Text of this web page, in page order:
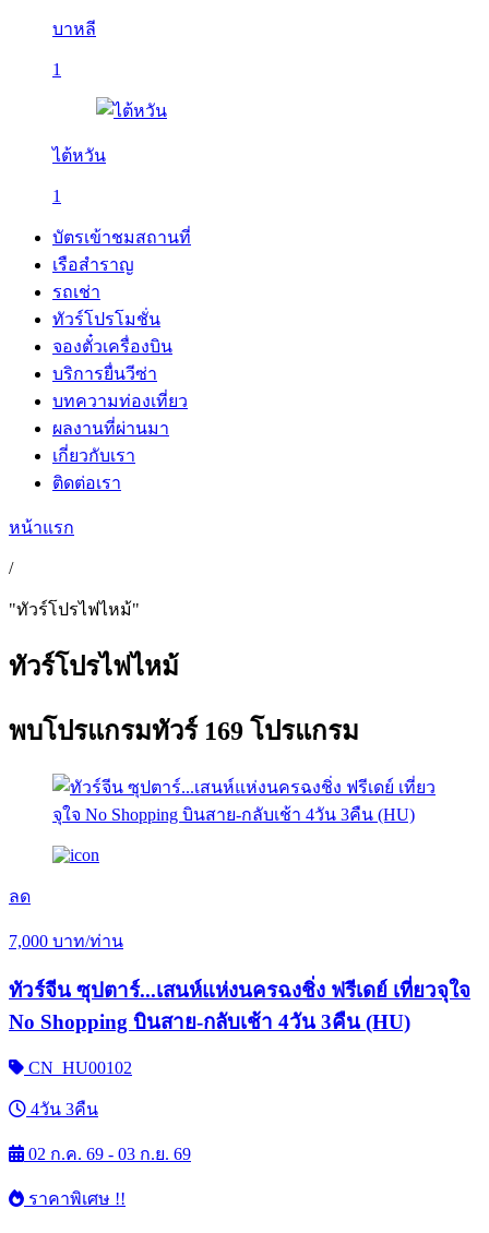
บาหลี
1
ไต้หวัน
1
บัตรเข้าชมสถานที่
เรือสำราญ
รถเช่า
ทัวร์โปรโมชั่น
จองตั๋วเครื่องบิน
บริการยื่นวีซ่า
บทความท่องเที่ยว
ผลงานที่ผ่านมา
เกี่ยวกับเรา
ติดต่อเรา
หน้าแรก
/
"ทัวร์โปรไฟไหม้"
ทัวร์โปรไฟไหม้
พบโปรแกรมทัวร์ 169 โปรแกรม
ลด
7,000 บาท/ท่าน
ทัวร์จีน ซุปตาร์...เสนห์แห่งนครฉงชิ่ง ฟรีเดย์ เที่ยวจุใจ
No Shopping บินสาย-กลับเช้า 4วัน 3คืน (HU)
CN_HU00102
4วัน 3คืน
02 ก.ค. 69 - 03 ก.ย. 69
ราคาพิเศษ !!